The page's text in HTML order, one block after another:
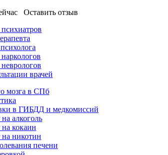
Оставить отзыв
врачей
мозга в СПб
в ГИБДД и медкомиссий
алкоголь
на кокаин
на никотин
печени